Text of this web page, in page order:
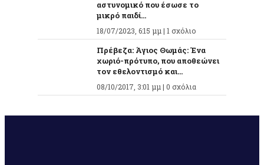
αστυνομικό που έσωσε το
μικρό παιδί...
18/07/2023, 6:15 μμ | 1 σχόλιο
Πρέβεζα: Άγιος Θωμάς: Ένα
χωριό-πρότυπο, που αποθεώνει
τον εθελοντισμό και...
08/10/2017, 3:01 μμ | 0 σχόλια